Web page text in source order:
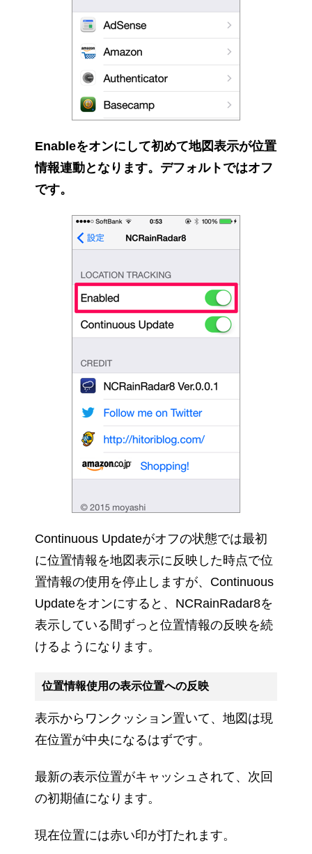
Enableをオンにして初めて地図表示が位置
情報連動となります。デフォルトではオフ
です。
Continuous Updateがオフの状態では最初
に位置情報を地図表示に反映した時点で位
置情報の使用を停止しますが、Continuous
Updateをオンにすると、NCRainRadar8を
表示している間ずっと位置情報の反映を続
けるようになります。
位置情報使用の表示位置への反映
表示からワンクッション置いて、地図は現
在位置が中央になるはずです。
最新の表示位置がキャッシュされて、次回
の初期値になります。
現在位置には赤い印が打たれます。